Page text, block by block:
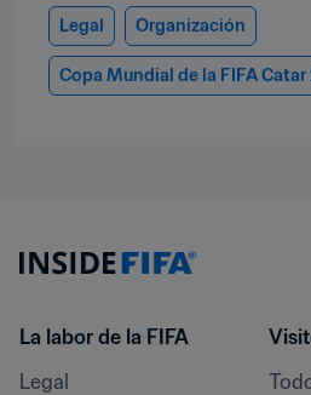
Legal Organización
Copa Mundial de la FIFA Catar
La labor de la FIFA
Legal